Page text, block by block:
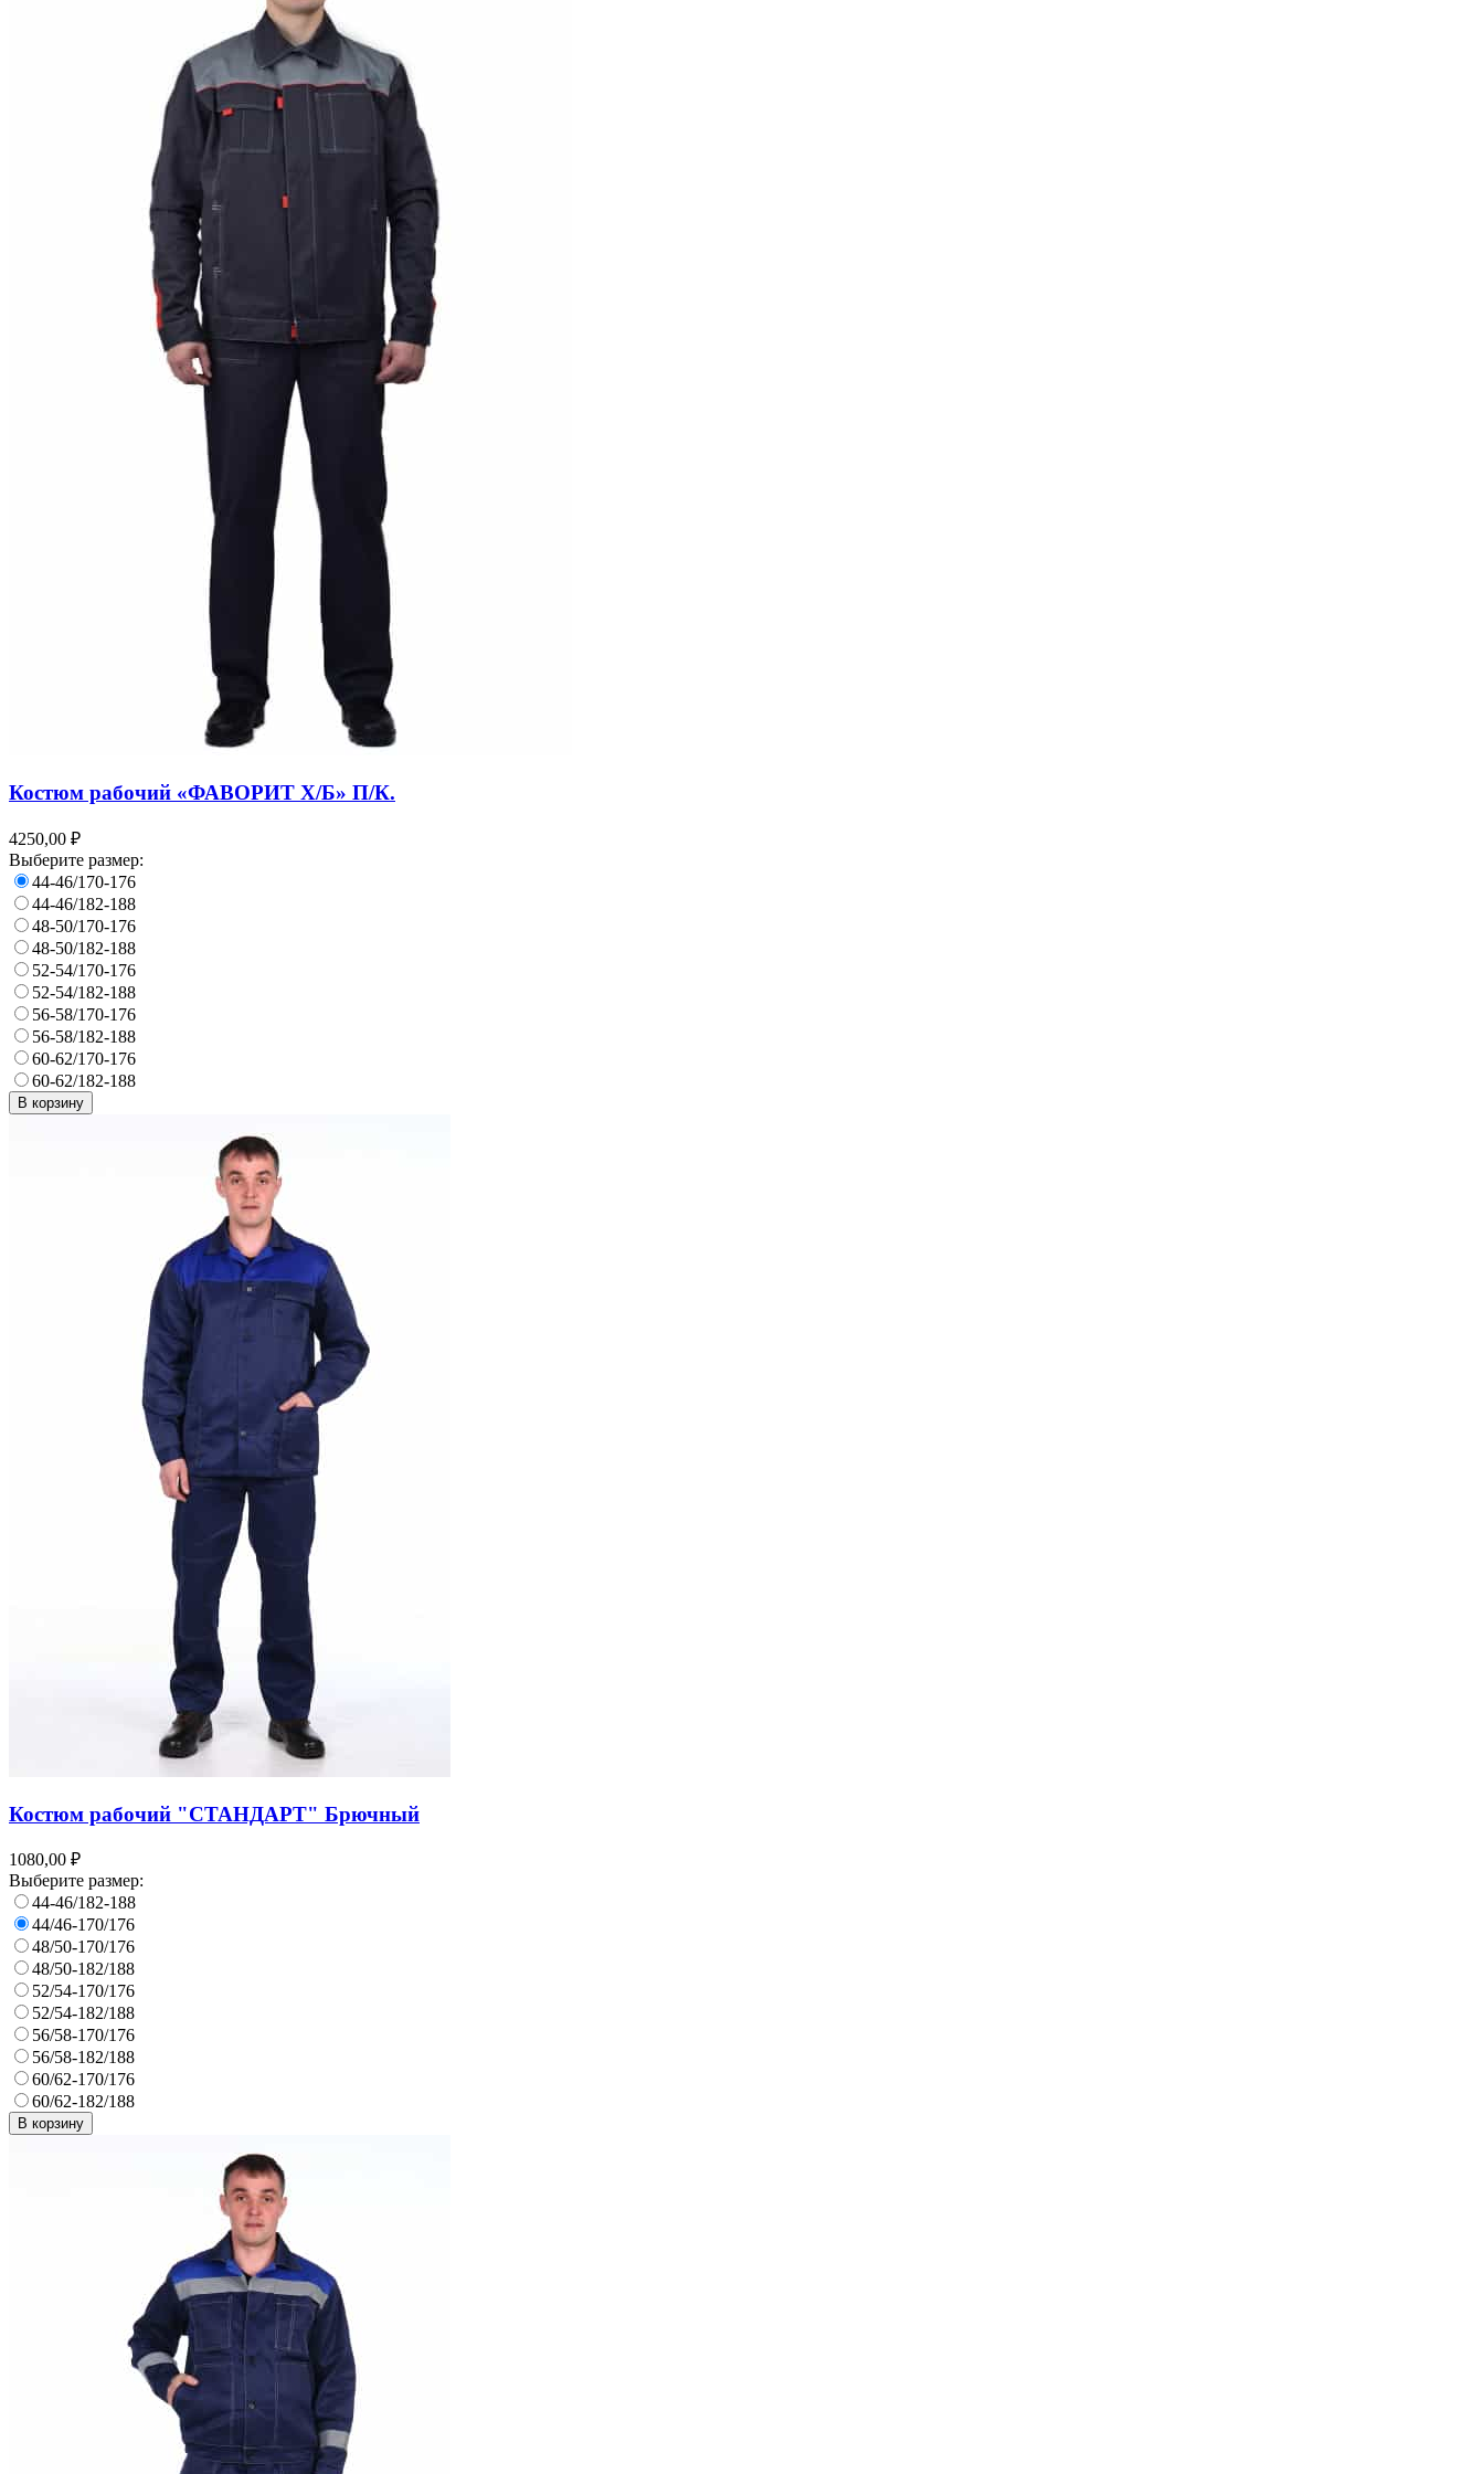
Костюм рабочий «ФАВОРИТ Х/Б» П/К.
4250,00 ₽
Выберите размер:
44-46/170-176
44-46/182-188
48-50/170-176
48-50/182-188
52-54/170-176
52-54/182-188
56-58/170-176
56-58/182-188
60-62/170-176
60-62/182-188
В корзину
Костюм рабочий "СТАНДАРТ" Брючный
1080,00 ₽
Выберите размер:
44-46/182-188
44/46-170/176
48/50-170/176
48/50-182/188
52/54-170/176
52/54-182/188
56/58-170/176
56/58-182/188
60/62-170/176
60/62-182/188
В корзину